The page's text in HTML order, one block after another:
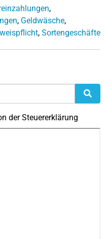
,
, Geldwäsche,
, Sortengeschäfte
der Steuererklärung